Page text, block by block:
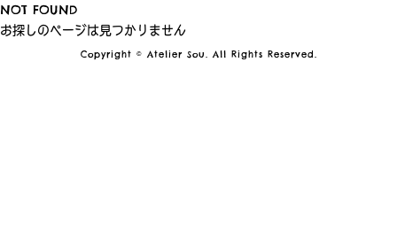
NOT FOUND
お探しのページは見つかりません
Copyright © Atelier Sou. All Rights Reserved.